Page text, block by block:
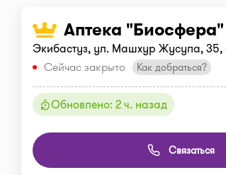
Аптека "Биосфера"
Экибастуз, ул. Машхур Жусупа,
Сейчас закрыто
Как добраться?
Обновлено: 2 ч. назад
Связаться